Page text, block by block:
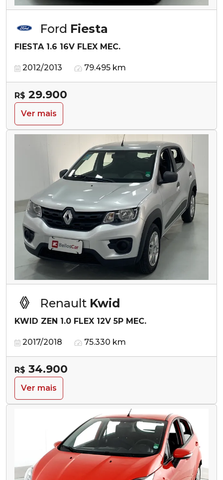
Ford Fiesta
FIESTA 1.6 16V FLEX MEC.
2012/2013 79.495 km
R$ 29.900
Ver mais
Renault Kwid
KWID ZEN 1.0 FLEX 12V 5P MEC.
2017/2018 75.330 km
R$ 34.900
Ver mais